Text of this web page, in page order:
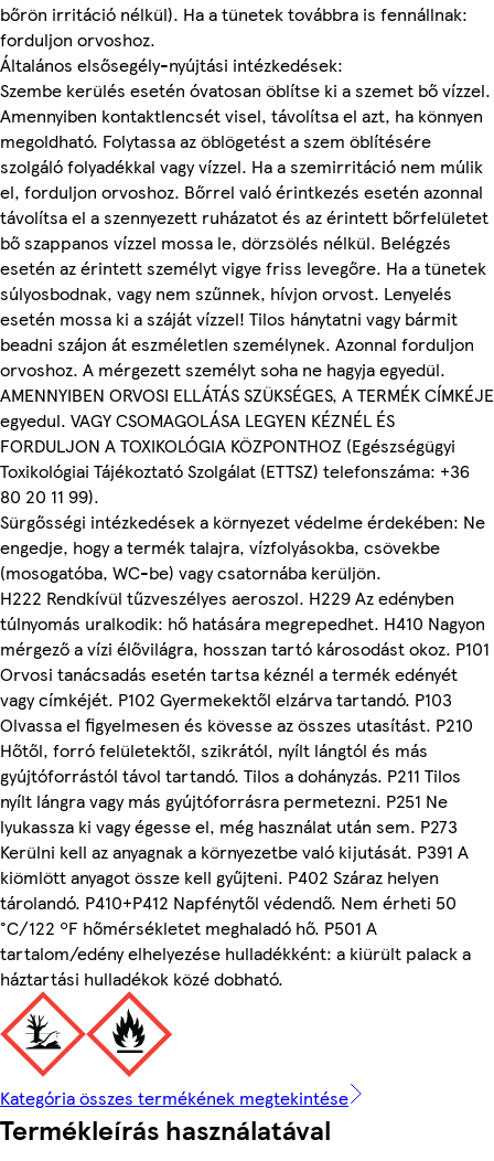
bőrön irritáció nélkül). Ha a tünetek továbbra is fennállnak:
forduljon orvoshoz.
Általános elsősegély-nyújtási intézkedések:
Szembe kerülés esetén óvatosan öblítse ki a szemet bő vízzel.
Amennyiben kontaktlencsét visel, távolítsa el azt, ha könnyen
megoldható. Folytassa az öblögetést a szem öblítésére
szolgáló folyadékkal vagy vízzel. Ha a szemirritáció nem múlik
el, forduljon orvoshoz. Bőrrel való érintkezés esetén azonnal
távolítsa el a szennyezett ruházatot és az érintett bőrfelületet
bő szappanos vízzel mossa le, dörzsölés nélkül. Belégzés
esetén az érintett személyt vigye friss levegőre. Ha a tünetek
súlyosbodnak, vagy nem szűnnek, hívjon orvost. Lenyelés
esetén mossa ki a száját vízzel! Tilos hánytatni vagy bármit
beadni szájon át eszméletlen személynek. Azonnal forduljon
orvoshoz. A mérgezett személyt soha ne hagyja egyedül.
AMENNYIBEN ORVOSI ELLÁTÁS SZÜKSÉGES, A TERMÉK CÍMKÉJE
egyedul. VAGY CSOMAGOLÁSA LEGYEN KÉZNÉL ÉS
FORDULJON A TOXIKOLÓGIA KÖZPONTHOZ (Egészségügyi
Toxikológiai Tájékoztató Szolgálat (ETTSZ) telefonszáma: +36
80 20 11 99).
Sürgősségi intézkedések a környezet védelme érdekében: Ne
engedje, hogy a termék talajra, vízfolyásokba, csövekbe
(mosogatóba, WC-be) vagy csatornába kerüljön.
H222 Rendkívül tűzveszélyes aeroszol. H229 Az edényben
túlnyomás uralkodik: hő hatására megrepedhet. H410 Nagyon
mérgező a vízi élővilágra, hosszan tartó károsodást okoz. P101
Orvosi tanácsadás esetén tartsa kéznél a termék edényét
vagy címkéjét. P102 Gyermekektől elzárva tartandó. P103
Olvassa el figyelmesen és kövesse az összes utasítást. P210
Hőtől, forró felületektől, szikrától, nyílt lángtól és más
gyújtóforrástól távol tartandó. Tilos a dohányzás. P211 Tilos
nyílt lángra vagy más gyújtóforrásra permetezni. P251 Ne
lyukassza ki vagy égesse el, még használat után sem. P273
Kerülni kell az anyagnak a környezetbe való kijutását. P391 A
kiömlött anyagot össze kell gyűjteni. P402 Száraz helyen
tárolandó. P410+P412 Napfénytől védendő. Nem érheti 50
°C/122 ºF hőmérsékletet meghaladó hő. P501 A
tartalom/edény elhelyezése hulladékként: a kiürült palack a
háztartási hulladékok közé dobható.
Kategória összes termékének megtekintése
Termékleírás használatával